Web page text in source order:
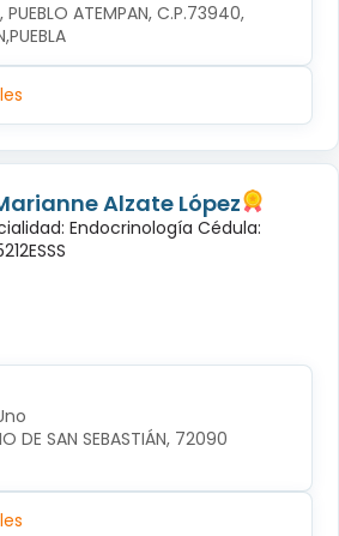
PUEBLO ATEMPAN, C.P.73940,
Alzate López
Endocrinología Cédula:
DE SAN SEBASTIÁN, 72090